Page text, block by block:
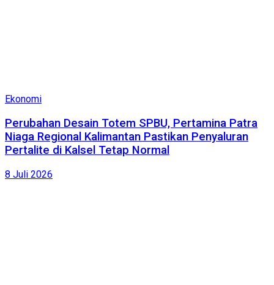
Ekonomi
Perubahan Desain Totem SPBU, Pertamina Patra
Niaga Regional Kalimantan Pastikan Penyaluran
Pertalite di Kalsel Tetap Normal
8 Juli 2026